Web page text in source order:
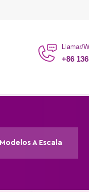
Llamar/
+86
Modelos A Escala